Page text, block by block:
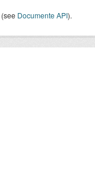
(see Documente API).